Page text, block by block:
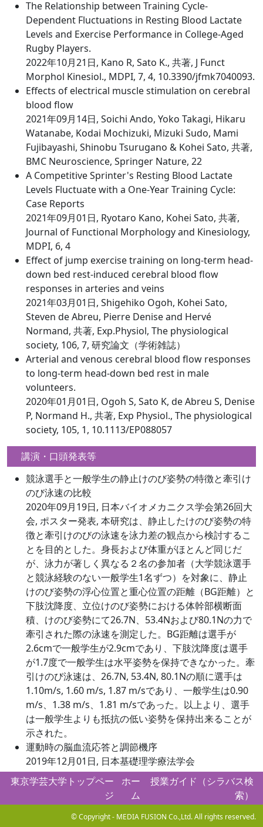
The Relationship between Training Cycle-
Dependent Fluctuations in Resting Blood Lactate
Levels and Exercise Performance in College-Aged
Rugby Players.
2022年10月21日, Kano R, Sato K., 共著, J Funct
Morphol Kinesiol., MDPI, 7, 4, 10.3390/jfmk7040093.
Effects of electrical muscle stimulation on cerebral
blood flow
2021年09月14日, Soichi Ando, Yoko Takagi, Hikaru
Watanabe, Kodai Mochizuki, Mizuki Sudo, Mami
Fujibayashi, Shinobu Tsurugano & Kohei Sato, 共著,
BMC Neuroscience, Springer Nature, 22
A Competitive Sprinter's Resting Blood Lactate
Levels Fluctuate with a One-Year Training Cycle:
Case Reports
2021年09月01日, Ryotaro Kano, Kohei Sato, 共著,
Journal of Functional Morphology and Kinesiology,
MDPI, 6, 4
Effect of jump exercise training on long-term head-
down bed rest-induced cerebral blood flow
responses in arteries and veins
2021年03月01日, Shigehiko Ogoh, Kohei Sato,
Steven de Abreu, Pierre Denise and Hervé
Normand, 共著, Exp.Physiol, The physiological
society, 106, 7, 研究論文（学術雑誌）
Arterial and venous cerebral blood flow responses
to long-term head-down bed rest in male
volunteers.
2020年01月01日, Ogoh S, Sato K, de Abreu S, Denise
P, Normand H., 共著, Exp Physiol., The physiological
society, 105, 1, 10.1113/EP088057
講演・口頭発表等
競泳選手と一般学生の静止けのび姿勢の特徴と牽引け
のび泳速の比較
2020年09月19日, 日本バイオメカニクス学会第26回大
会, ポスター発表, 本研究は、静止したけのび姿勢の特
徴と牽引けのびの泳速を泳力差の観点から検討するこ
とを目的とした。身長および体重がほとんど同じだ
が、泳力が著しく異なる２名の参加者（大学競泳選手
と競泳経験のない一般学生1名ずつ）を対象に、静止
けのび姿勢の浮心位置と重心位置の距離（BG距離）と
下肢沈降度、立位けのび姿勢における体幹部横断面
積、けのび姿勢にて26.7N、53.4Nおよび80.1Nの力で
牽引された際の泳速を測定した。BG距離は選手が
2.6cmで一般学生が2.9cmであり、下肢沈降度は選手
が1.7度で一般学生は水平姿勢を保持できなかった。牽
引けのび泳速は、26.7N, 53.4N, 80.1Nの順に選手は
1.10m/s, 1.60 m/s, 1.87 m/sであり、一般学生は0.90
m/s、1.38 m/s、1.81 m/sであった。以上より、選手
は一般学生よりも抵抗の低い姿勢を保持出来ることが
示された。
運動時の脳血流応答と調節機序
2019年12月01日, 日本基礎理学療法学会
東京学芸大学トップペー
ジ
ホー
ム
授業ガイド（シラバス検
索）
© Copyright - MEDIA FUSION Co.,Ltd. All rights reserved.